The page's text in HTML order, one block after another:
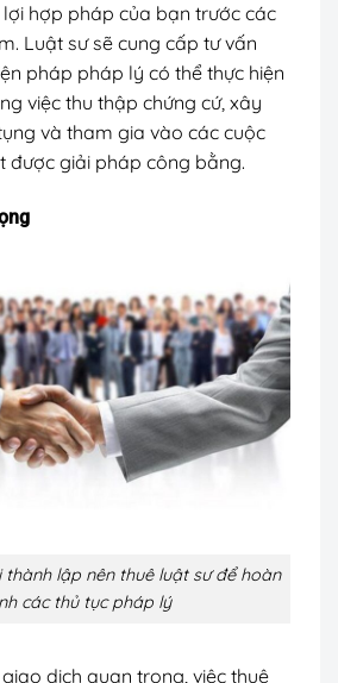
hợp pháp của bạn trước các
Luật sư sẽ cung cấp tư vấn
pháp pháp lý có thể thực hiện
việc thu thập chứng cứ, xây
và tham gia vào các cuộc
được giải pháp công bằng.
thành lập nên thuê luật sư để hoàn
các thủ tục pháp lý
dịch quan trọng, việc thuê